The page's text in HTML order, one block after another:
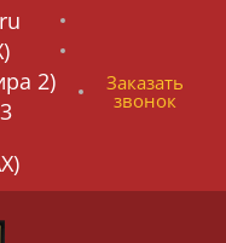
2)
Заказать
звонок